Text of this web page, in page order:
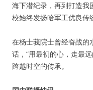
海下潜纪录，再到打造我
校始终发扬哈军工优良传
在杨士莪院士曾经奋战的
话，“用最初的心，走最
跨越时空的传承。